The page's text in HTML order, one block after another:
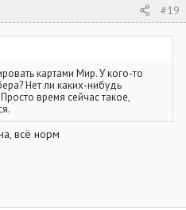
#19
картами Мир. У кого-то
Нет ли каких-нибудь
время сейчас такое,
всё норм